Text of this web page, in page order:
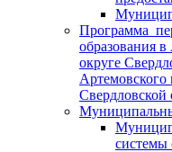
Программа
образования
округе
Артемовского
Свердловской
системы